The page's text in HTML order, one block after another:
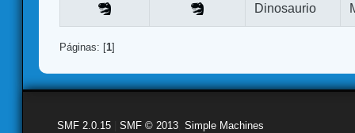
Dinosaurio
Páginas: [1]
SMF 2.0.15 SMF © 2013 Simple Machines